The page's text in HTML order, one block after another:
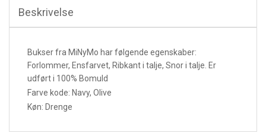
Beskrivelse
Bukser fra MiNyMo har følgende egenskaber:
Forlommer, Ensfarvet, Ribkant i talje, Snor i talje. Er
udført i 100% Bomuld
Farve kode: Navy, Olive
Køn: Drenge